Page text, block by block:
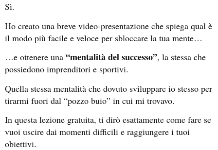
Sì.
Ho creato una breve video-presentazione che spiega qual è
il modo più facile e veloce per sbloccare la tua mente…
…e ottenere una “mentalità del successo”, la stessa che
possiedono imprenditori e sportivi.
Quella stessa mentalità che dovuto sviluppare io stesso per
tirarmi fuori dal “pozzo buio” in cui mi trovavo.
In questa lezione gratuita, ti dirò esattamente come fare se
vuoi uscire dai momenti difficili e raggiungere i tuoi
obiettivi.